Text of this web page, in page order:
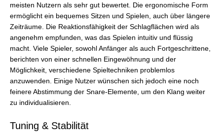
meisten Nutzern als sehr gut bewertet. Die ergonomische Form
ermöglicht ein bequemes Sitzen und Spielen, auch über längere
Zeiträume. Die Reaktionsfähigkeit der Schlagflächen wird als
angenehm empfunden, was das Spielen intuitiv und flüssig
macht. Viele Spieler, sowohl Anfänger als auch Fortgeschrittene,
berichten von einer schnellen Eingewöhnung und der
Möglichkeit, verschiedene Spieltechniken problemlos
anzuwenden. Einige Nutzer wünschen sich jedoch eine noch
feinere Abstimmung der Snare-Elemente, um den Klang weiter
zu individualisieren.
Tuning & Stabilität